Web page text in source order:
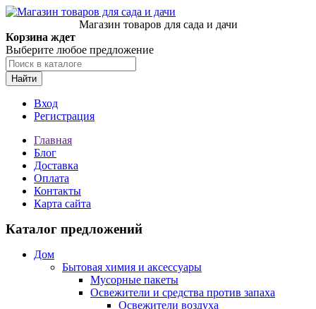
Магазин товаров для сада и дачи
Корзина ждет
Выберите любое предложение
Найти
Вход
Регистрация
Главная
Блог
Доставка
Оплата
Контакты
Карта сайта
Каталог предложений
Дом
Бытовая химия и аксессуары
Мусорные пакеты
Освежители и средства против запаха
Освежители воздуха